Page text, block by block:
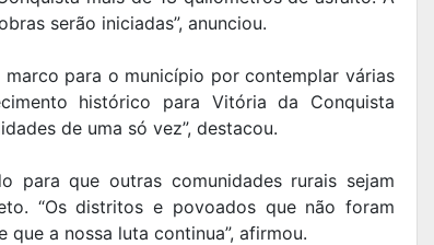
serão iniciadas”, anunciou.
para o município por contemplar várias
histórico para Vitória da Conquista
de uma só vez”, destacou.
para que outras comunidades rurais sejam
“Os distritos e povoados que não foram
a nossa luta continua”, afirmou.